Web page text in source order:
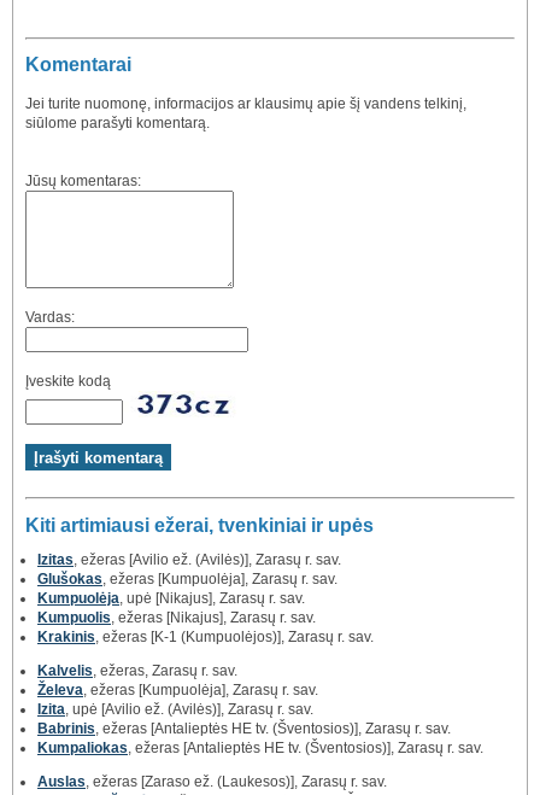
Komentarai
Jei turite nuomonę, informacijos ar klausimų apie šį vandens telkinį,
siūlome parašyti komentarą.
Jūsų komentaras:
Vardas:
Įveskite kodą
Kiti artimiausi ežerai, tvenkiniai ir upės
Izitas , ežeras [Avilio ež. (Avilės)], Zarasų r. sav.
Glušokas , ežeras [Kumpuolėja], Zarasų r. sav.
Kumpuolėja , upė [Nikajus], Zarasų r. sav.
Kumpuolis , ežeras [Nikajus], Zarasų r. sav.
Krakinis , ežeras [K-1 (Kumpuolėjos)], Zarasų r. sav.
Kalvelis , ežeras, Zarasų r. sav.
Želeva , ežeras [Kumpuolėja], Zarasų r. sav.
Izita , upė [Avilio ež. (Avilės)], Zarasų r. sav.
Babrinis , ežeras [Antalieptės HE tv. (Šventosios)], Zarasų r. sav.
Kumpaliokas , ežeras [Antalieptės HE tv. (Šventosios)], Zarasų r. sav.
Auslas , ežeras [Zaraso ež. (Laukesos)], Zarasų r. sav.